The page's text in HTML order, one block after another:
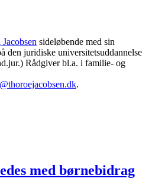
sideløbende med sin
den juridiske universitetsuddannelse
Rådgiver bl.a. i familie- og
.
med børnebidrag